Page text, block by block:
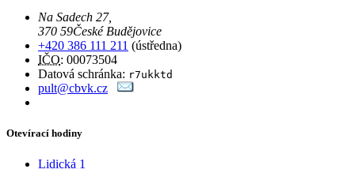
Na Sadech 27,
370 59České Budějovice
+420 386 111 211 (ústředna)
IČO: 00073504
Datová schránka: r7ukktd
pult@cbvk.cz
Otevírací hodiny
Lidická 1